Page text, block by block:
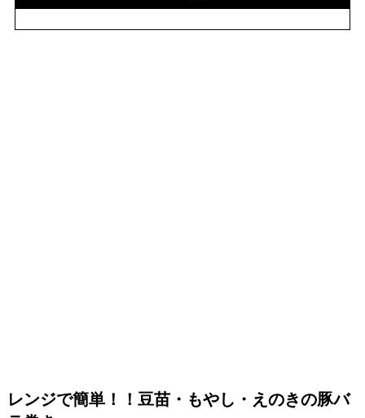
レンジで簡単！！豆苗・もやし・えのきの豚バ